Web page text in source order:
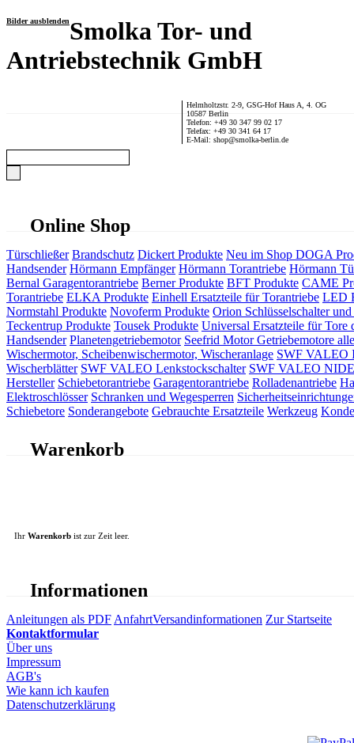
Bilder ausblendenSmolka Tor- und
Antriebstechnik GmbH
Helmholtzstr. 2-9, GSG-Hof Haus A, 4. OG
10587 Berlin
Telefon: +49 30 347 99 02 17
Telefax: +49 30 341 64 17
E-Mail: shop@smolka-berlin.de
Online Shop
Türschließer Brandschutz Dickert Produkte Neu im Shop DOGA
Handsender Hörmann Empfänger Hörmann Torantriebe Hörmann
Bernal Garagentorantriebe Berner Produkte BFT Produkte CAME
Torantriebe ELKA Produkte Einhell Ersatzteile für Torantriebe LED
Normstahl Produkte Novoferm Produkte Orion Schlüsselschalter und
Teckentrup Produkte Tousek Produkte Universal Ersatzteile für Tore
Handsender Planetengetriebemotor Seefrid Motor Getriebemotore
Wischermotor, Scheibenwischermotor, Wischeranlage SWF VALEO
Wischerblätter SWF VALEO Lenkstockschalter SWF VALEO
Hersteller Schiebetorantriebe Garagentorantriebe Rolladenantriebe
Elektroschlösser Schranken und Wegesperren
Schiebetore Sonderangebote Gebrauchte Ersatzteile Werkzeug
Warenkorb
Ihr Warenkorb ist zur Zeit leer.
Informationen
Anleitungen als PDF AnfahrtVersandinformationen Zur Startseite
Kontaktformular
Über uns
Impressum
AGB's
Wie kann ich kaufen
Datenschutzerklärung